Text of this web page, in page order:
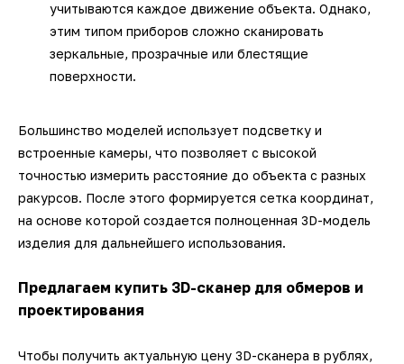
учитываются каждое движение объекта. Однако,
этим типом приборов сложно сканировать
зеркальные, прозрачные или блестящие
поверхности.
Большинство моделей использует подсветку и
встроенные камеры, что позволяет с высокой
точностью измерить расстояние до объекта с разных
ракурсов. После этого формируется сетка координат,
на основе которой создается полноценная 3D-модель
изделия для дальнейшего использования.
Предлагаем купить 3D-сканер для обмеров и
проектирования
Чтобы получить актуальную цену 3D-сканера в рублях,